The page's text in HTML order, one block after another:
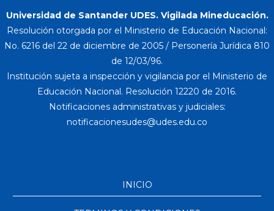
Universidad de Santander UDES. Vigilada Mineducación.
Resolución otorgada por el Ministerio de Educación Nacional:
No. 6216 del 22 de diciembre de 2005 / Personería Jurídica 810
de 12/03/96.
Institución sujeta a inspección y vigilancia por el Ministerio de
Educación Nacional. Resolución 12220 de 2016.
Notificaciones administrativas y judiciales:
INICIO